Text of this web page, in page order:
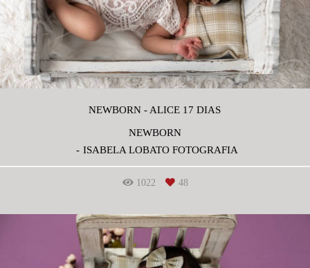
NEWBORN - ALICE 17 DIAS
NEWBORN
ISABELA LOBATO FOTOGRAFIA
1022 48